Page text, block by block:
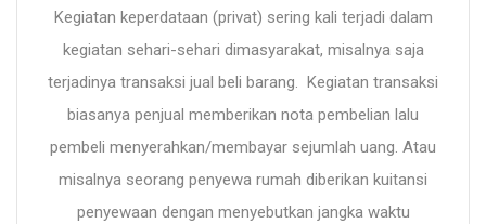
Kegiatan keperdataan (privat) sering kali terjadi dalam
kegiatan sehari-sehari dimasyarakat, misalnya saja
terjadinya transaksi jual beli barang. Kegiatan transaksi
biasanya penjual memberikan nota pembelian lalu
pembeli menyerahkan/membayar sejumlah uang. Atau
misalnya seorang penyewa rumah diberikan kuitansi
penyewaan dengan menyebutkan jangka waktu